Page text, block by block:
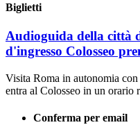
Biglietti
Audioguida della città
d'ingresso Colosseo
Visita Roma in autonomia
entra al Colosseo in un orario
Conferma per email